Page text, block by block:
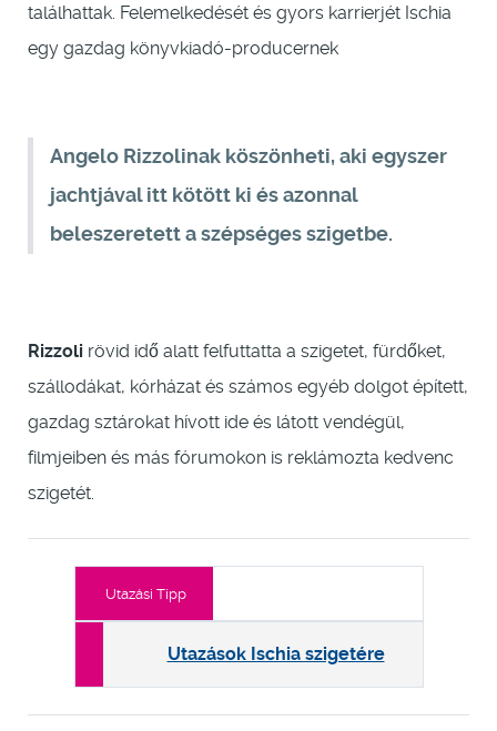
találhattak. Felemelkedését és gyors karrierjét Ischia
egy gazdag könyvkiadó-producernek
Angelo Rizzolinak köszönheti, aki egyszer
jachtjával itt kötött ki és azonnal
beleszeretett a szépséges szigetbe.
Rizzoli rövid idő alatt felfuttatta a szigetet, fürdőket,
szállodákat, kórházat és számos egyéb dolgot épített,
gazdag sztárokat hívott ide és látott vendégül,
filmjeiben és más fórumokon is reklámozta kedvenc
szigetét.
Utazási Tipp
Utazások Ischia szigetére